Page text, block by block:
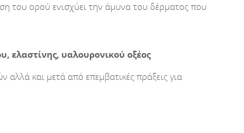
του ορού ενισχύει την άμυνα του δέρματος που
υαλουρονικού οξέος
αλλά και μετά από επεμβατικές πράξεις για